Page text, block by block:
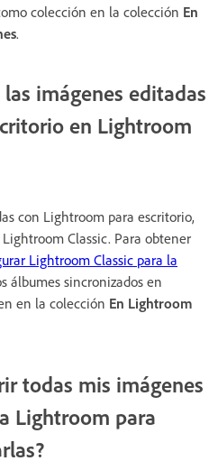
colección en la colección En
.
imágenes editadas
en Lightroom
con Lightroom para escritorio,
Classic. Para obtener
Lightroom Classic para la
álbumes sincronizados en
en la colección En Lightroom
todas mis imágenes
Lightroom para